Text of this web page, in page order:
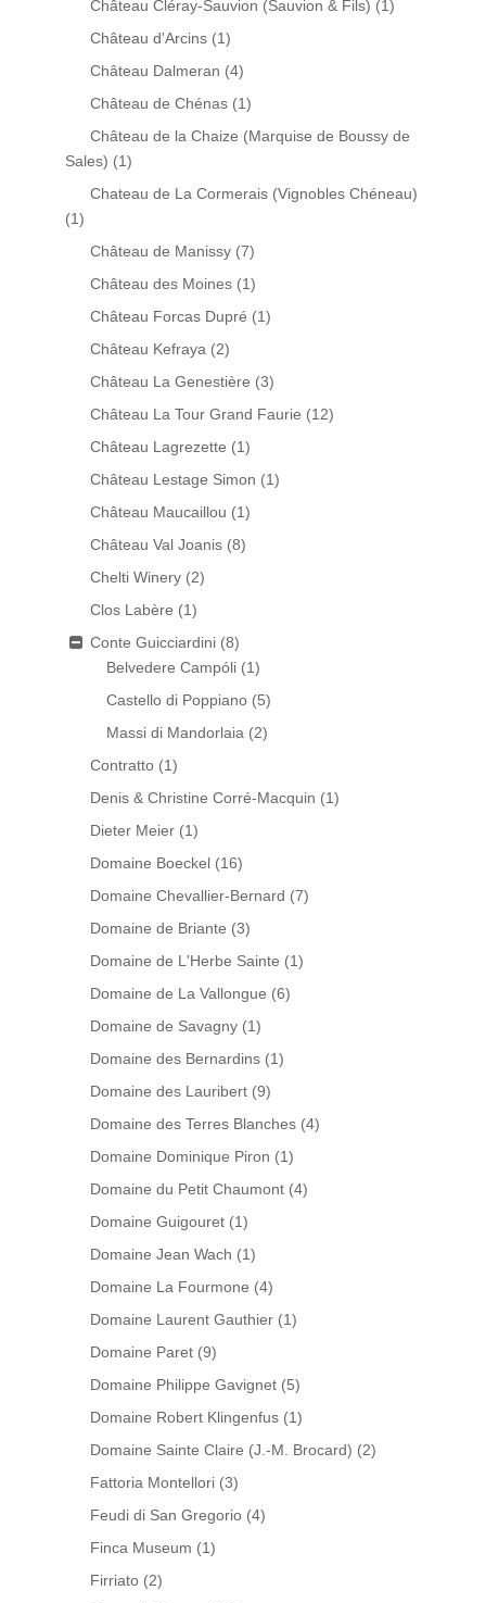
Château Cléray-Sauvion (Sauvion & Fils) (1)
Château d'Arcins (1)
Château Dalmeran (4)
Château de Chénas (1)
Château de la Chaize (Marquise de Boussy de
Sales) (1)
Chateau de La Cormerais (Vignobles Chéneau)
(1)
Château de Manissy (7)
Château des Moines (1)
Château Forcas Dupré (1)
Château Kefraya (2)
Château La Genestière (3)
Château La Tour Grand Faurie (12)
Château Lagrezette (1)
Château Lestage Simon (1)
Château Maucaillou (1)
Château Val Joanis (8)
Chelti Winery (2)
Clos Labère (1)
Conte Guicciardini (8)
Belvedere Campóli (1)
Castello di Poppiano (5)
Massi di Mandorlaia (2)
Contratto (1)
Denis & Christine Corré-Macquin (1)
Dieter Meier (1)
Domaine Boeckel (16)
Domaine Chevallier-Bernard (7)
Domaine de Briante (3)
Domaine de L'Herbe Sainte (1)
Domaine de La Vallongue (6)
Domaine de Savagny (1)
Domaine des Bernardins (1)
Domaine des Lauribert (9)
Domaine des Terres Blanches (4)
Domaine Dominique Piron (1)
Domaine du Petit Chaumont (4)
Domaine Guigouret (1)
Domaine Jean Wach (1)
Domaine La Fourmone (4)
Domaine Laurent Gauthier (1)
Domaine Paret (9)
Domaine Philippe Gavignet (5)
Domaine Robert Klingenfus (1)
Domaine Sainte Claire (J.-M. Brocard) (2)
Fattoria Montellori (3)
Feudi di San Gregorio (4)
Finca Museum (1)
Firriato (2)